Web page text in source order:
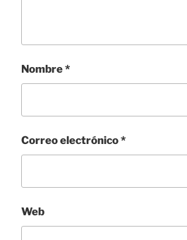
Nombre*
Correo electrónico*
Web